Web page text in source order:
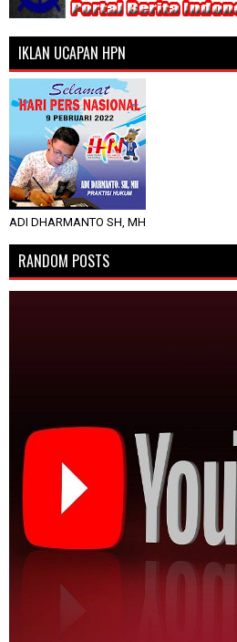
IKLAN UCAPAN HPN
ADI DHARMANTO SH, MH
RANDOM POSTS